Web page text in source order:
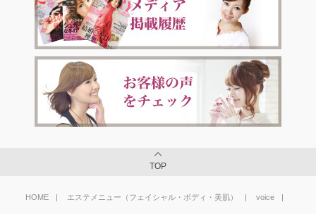
TOP
HOME エステメニュー（フェイシャル・ボディ・美肌） voice